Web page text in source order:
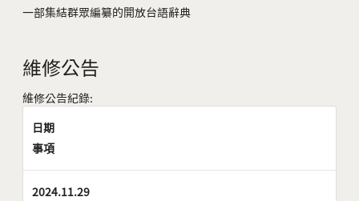
一部集結群眾編纂的開放台語辭典
維修公告
維修公告紀錄:
日期
事項
2024.11.29